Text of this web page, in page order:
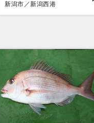
新潟市／新潟西港